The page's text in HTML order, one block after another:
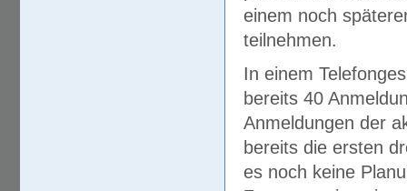
einem noch
teilnehmen.
In einem
bereits 40
Anmeldungen der
bereits die ersten
es noch keine